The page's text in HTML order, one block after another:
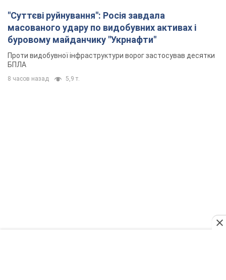
"Суттєві руйнування": Росія завдала
масованого удару по видобувних активах і
буровому майданчику "Укрнафти"
Проти видобувної інфраструктури ворог застосував десятки
БПЛА
8 часов назад 5,9 т.